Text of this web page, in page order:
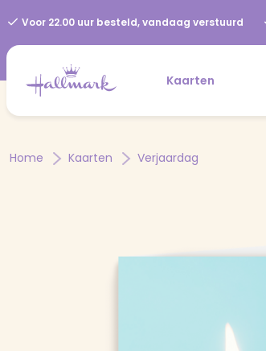
Voor 22.00 uur besteld, vandaag verstuurd
Kaarten
Home Kaarten Verjaardag